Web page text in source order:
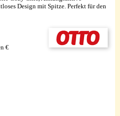
Design mit Spitze. Perfekt für den
€